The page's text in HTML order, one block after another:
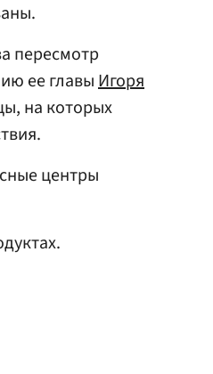
пересмотр
ее главыИгоря
на которых
центры